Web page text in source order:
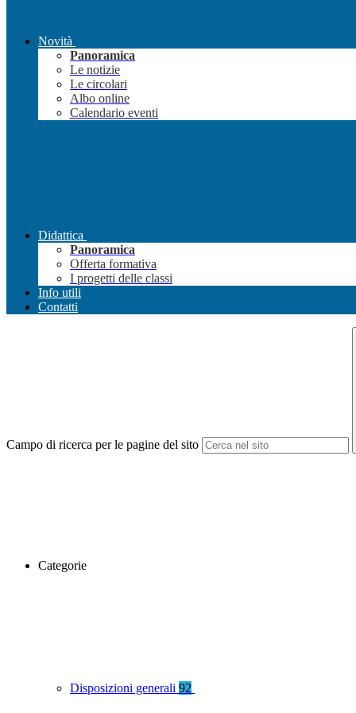
Novità
Panoramica
Le notizie
Le circolari
Albo online
Calendario eventi
Didattica
Panoramica
Offerta formativa
I progetti delle classi
Info utili
Contatti
Campo di ricerca per le pagine del sito
Categorie
Disposizioni generali 92